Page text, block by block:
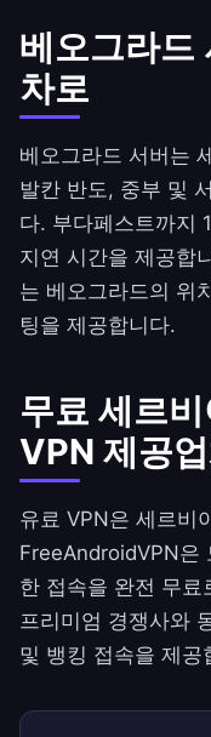
베오그라드
차로
베오그라드 서버는
발칸 반도, 중부 및
다. 부다페스트까지
지연 시간을 제공합
는 베오그라드의 위
팅을 제공합니다.
무료 세르
VPN 제공업
유료 VPN은 세르비
FreeAndroidVPN은
한 접속을 완전 무료
프리미엄 경쟁사와
및 뱅킹 접속을 제공